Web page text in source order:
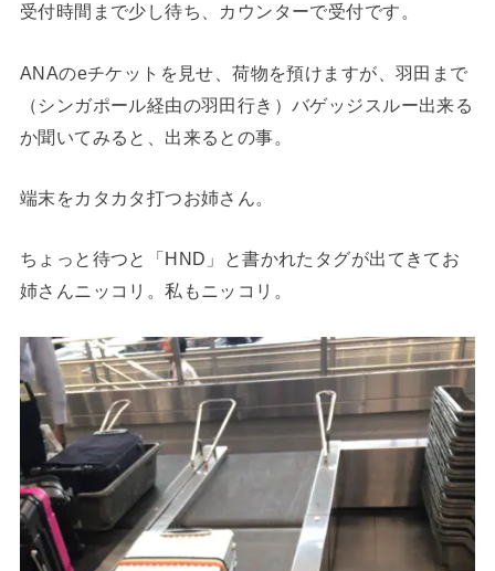
受付時間まで少し待ち、カウンターで受付です。
ANAのeチケットを見せ、荷物を預けますが、羽田まで
（シンガポール経由の羽田行き）バゲッジスルー出来る
か聞いてみると、出来るとの事。
端末をカタカタ打つお姉さん。
ちょっと待つと「HND」と書かれたタグが出てきてお
姉さんニッコリ。私もニッコリ。